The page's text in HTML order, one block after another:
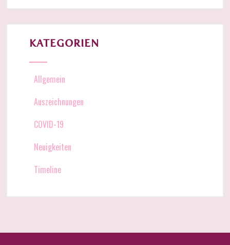
KATEGORIEN
Allgemein
Auszeichnungen
COVID-19
Neuigkeiten
Timeline